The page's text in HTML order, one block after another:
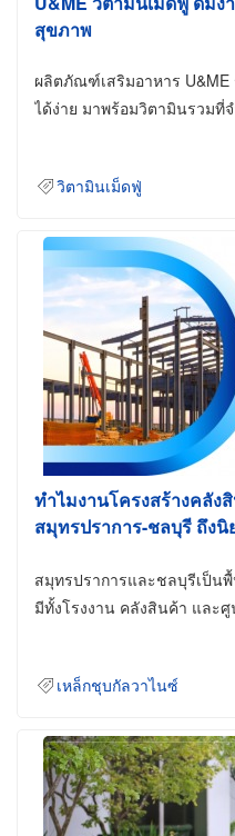
สุขภาพ
ผลิตภัณฑ์เสริมอาหาร
ได้ง่าย มาพร้อมวิตามินรวมที่
วิตามินเม็ดฟู่
ทำไมงานโครงสร้างคลัง
สมุทรปราการ-ชลบุรี ถึง
สมุทรปราการและชลบุรีเป็น
มีทั้งโรงงาน คลังสินค้า และ
เหล็กชุบกัลวาไนซ์